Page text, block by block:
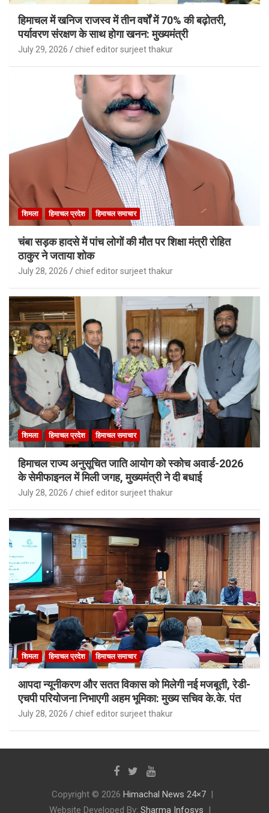
हिमाचल में खनिज राजस्व में तीन वर्षों में 70% की बढ़ोतरी,
पर्यावरण संरक्षण के साथ होगा खनन: मुख्यमंत्री
July 29, 2026 chief editor surjeet thakur
शिमला हिमाचल प्रदेश हिमाचल समाचार
चंबा सड़क हादसे में पांच लोगों की मौत पर शिक्षा मंत्री रोहित
ठाकुर ने जताया शोक
July 28, 2026 chief editor surjeet thakur
शिमला हिमाचल प्रदेश हिमाचल समाचार
हिमाचल राज्य अनुसूचित जाति आयोग को स्कोच अवार्ड-2026
के सेमीफाइनल में मिली जगह, मुख्यमंत्री ने दी बधाई
July 28, 2026 chief editor surjeet thakur
शिमला हिमाचल प्रदेश हिमाचल समाचार
आपदा न्यूनीकरण और सतत विकास को मिलेगी नई मजबूती, रेडी-
एचपी परियोजना निभाएगी अहम भूमिका: मुख्य सचिव के.के. पंत
July 28, 2026 chief editor surjeet thakur
Copyright © 2026 Himachal News 24×7
Website Developed By: Sharma Infosys